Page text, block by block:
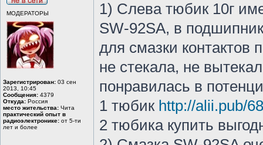
МОДЕРАТОРЫ
Зарегистрирован: 03 сен
2013, 10:45
Сообщения: 4379
Откуда: Россия
место жительства: Чита
практический опыт в
радиоэлектронике: от 5-ти
лет и более
1) Слева тюбик 10г
SW-92SA, в
для смазки контактов
не стекала, не
понравилась в
1 тюбик http://alii.pub/
2 тюбика купить